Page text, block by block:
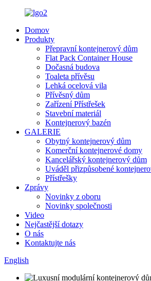
Domov
Produkty
Přepravní kontejnerový dům
Flat Pack Container House
Dočasná budova
Toaleta přívěsu
Lehká ocelová vila
Přívěsný dům
Zařízení Přístřešek
Stavební materiál
Kontejnerový bazén
GALERIE
Obytný kontejnerový dům
Komerční kontejnerové domy
Kancelářský kontejnerový dům
Uváděl přizpůsobené
Přístřešky
Zprávy
Novinky z oboru
Novinky společnosti
Video
Nejčastější dotazy
O nás
Kontaktujte nás
English